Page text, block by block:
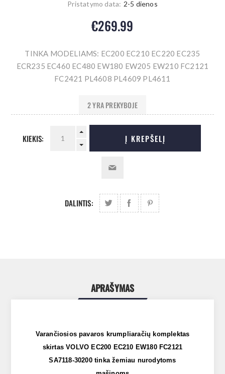
Pristatymo data: 2-5 dienos
€269.99
TINKA MODELIAMS: EC200 EC210 EC220 EC235
ECR235 EC460 EC480 EW180 EW205 EW210 FC2121
FC2421 PL4608 PL4609 PL4611
2 YRA PREKYBOJE
KIEKIS: Į KREPŠELĮ
DALINTIS:
APRAŠYMAS
Varančiosios pavaros krumpliaračių komplektas
skirtas VOLVO EC200 EC210 EW180 FC2121
SA7118-30200 tinka žemiau nurodytoms